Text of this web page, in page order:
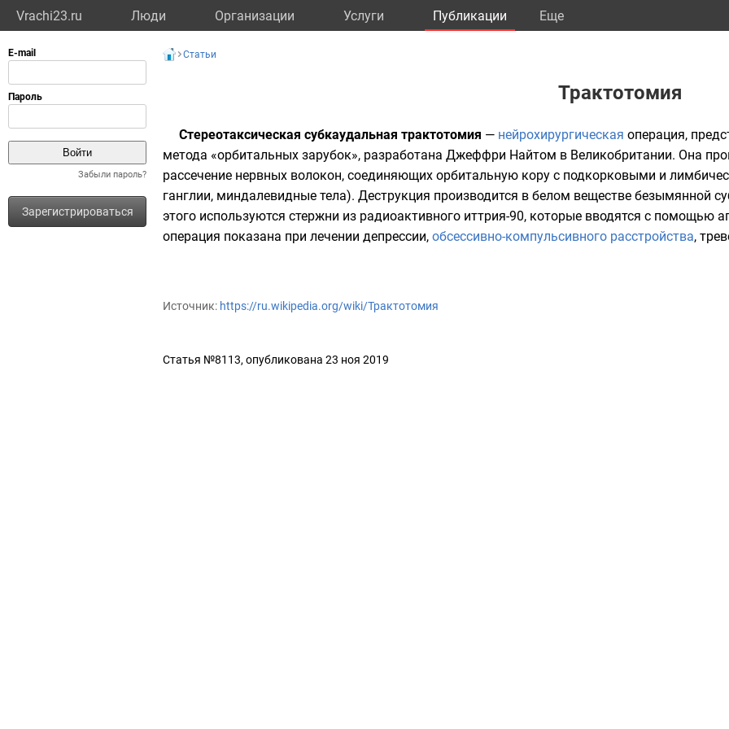
Vrachi23.ru Люди Организации Услуги Публикации Eще
Забыли пароль?
Зарегистрироваться
Статьи
Трактотомия
Стереотаксическая субкаудальная трактотомия — нейрохирургическая операция,
метода «орбитальных зарубок», разработана Джеффри Найтом в Великобритании. Она
рассечение нервных волокон, соединяющих орбитальную кору с подкорковыми и
ганглии, миндалевидные тела). Деструкция производится в белом веществе безымянной
этого используются стержни из радиоактивного иттрия-90, которые вводятся с помощью
операция показана при лечении депрессии, обсессивно-компульсивного расстройства,
Источник: https://ru.wikipedia.org/wiki/Трактотомия
Статья №8113, опубликована 23 ноя 2019